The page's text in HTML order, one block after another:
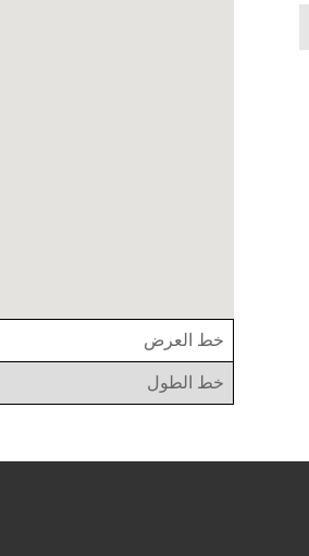
خط العرض
خط الطول